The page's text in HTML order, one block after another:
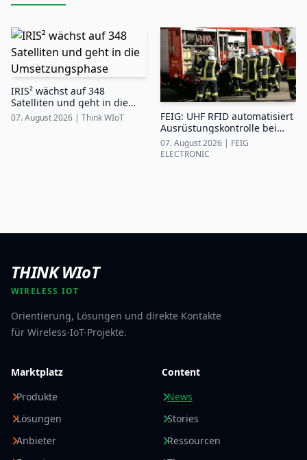
IRIS² wächst auf 348
Satelliten und geht in die
Umsetzungsphase
07. August 2026 | Think WIoT
FEIG: UHF RFID automatisiert
Ausrüstungskontrolle bei
Feuerwehren
07. August 2026 | FEIG
ELECTRONIC
THINK WIoT
WIRELESS IOT
Orientierung, Lösungen und direkte Kontakte
für Wireless-IoT-Projekte.
Marktplatz
Produkte
Lösungen
Anbieter
Content
News
Stories
Ressourcen